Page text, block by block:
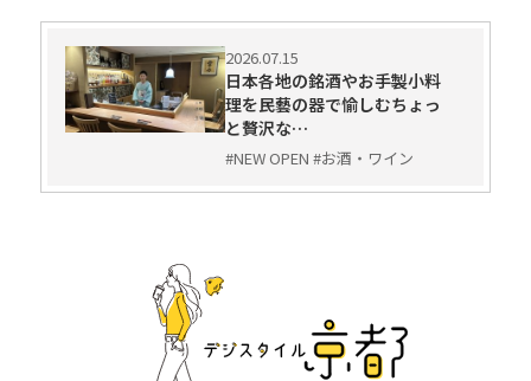
2026.07.15
日本各地の銘酒やお手製小料
理を民藝の器で愉しむちょっ
と贅沢な…
#NEW OPEN #お酒・ワイン